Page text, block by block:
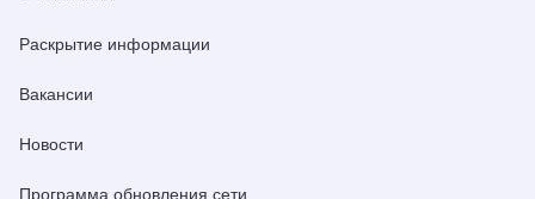
Раскрытие информации
Вакансии
Новости
Программа обновления сети